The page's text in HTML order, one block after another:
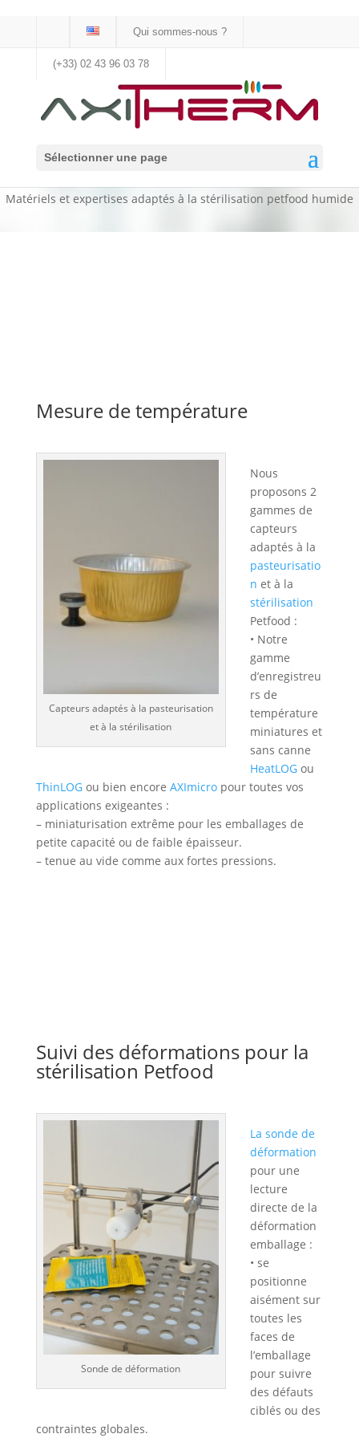
Qui sommes-nous ?
(+33) 02 43 96 03 78
Sélectionner une page
Pasteurisation / Stérilisation
des aliments pour animaux
Matériels et expertises adaptés à la stérilisation petfood humide
Mesure de température
Capteurs adaptés à la pasteurisation
et à la stérilisation
Nous
proposons 2
gammes de
capteurs
adaptés à la
pasteurisatio
n et à la
stérilisation
Petfood :
• Notre
gamme
d’enregistreu
rs de
température
miniatures et
sans canne
HeatLOGou
ThinLOGou bien encore AXImicropour toutes vos
applications exigeantes :
– miniaturisation extrême pour les emballages de
petite capacité ou de faible épaisseur.
– tenue au vide comme aux fortes pressions.
Suivi des déformations pour la
stérilisation Petfood
Sonde de déformation
La sonde de
déformation
pour une
lecture
directe de la
déformation
emballage :
• se
positionne
aisément sur
toutes les
faces de
l’emballage
pour suivre
des défauts
ciblés ou des
contraintes globales.